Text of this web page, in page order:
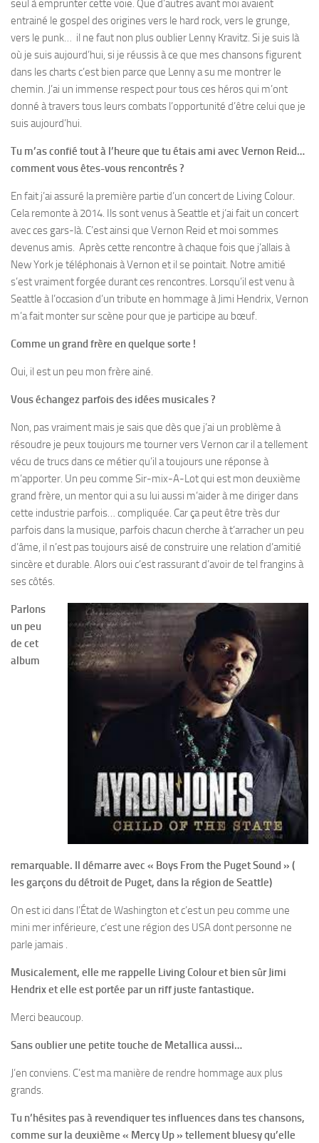
seul à emprunter cette voie. Que d’autres avant moi avaient
entrainé le gospel des origines vers le hard rock, vers le grunge,
vers le punk… il ne faut non plus oublier Lenny Kravitz. Si je suis là
où je suis aujourd’hui, si je réussis à ce que mes chansons figurent
dans les charts c’est bien parce que Lenny a su me montrer le
chemin. J’ai un immense respect pour tous ces héros qui m’ont
donné à travers tous leurs combats l’opportunité d’être celui que je
suis aujourd’hui.
Tu m’as confié tout à l’heure que tu étais ami avec Vernon Reid…
comment vous êtes-vous rencontrés ?
En fait j’ai assuré la première partie d’un concert de Living Colour.
Cela remonte à 2014. Ils sont venus à Seattle et j’ai fait un concert
avec ces gars-là. C’est ainsi que Vernon Reid et moi sommes
devenus amis. Après cette rencontre à chaque fois que j’allais à
New York je téléphonais à Vernon et il se pointait. Notre amitié
s’est vraiment forgée durant ces rencontres. Lorsqu’il est venu à
Seattle à l’occasion d’un tribute en hommage à Jimi Hendrix, Vernon
m’a fait monter sur scène pour que je participe au bœuf.
Comme un grand frère en quelque sorte !
Oui, il est un peu mon frère ainé.
Vous échangez parfois des idées musicales ?
Non, pas vraiment mais je sais que dès que j’ai un problème à
résoudre je peux toujours me tourner vers Vernon car il a tellement
vécu de trucs dans ce métier qu’il a toujours une réponse à
m’apporter. Un peu comme Sir-mix-A-Lot qui est mon deuxième
grand frère, un mentor qui a su lui aussi m’aider à me diriger dans
cette industrie parfois… compliquée. Car ça peut être très dur
parfois dans la musique, parfois chacun cherche à t’arracher un peu
d’âme, il n’est pas toujours aisé de construire une relation d’amitié
sincère et durable. Alors oui c’est rassurant d’avoir de tel frangins à
ses côtés.
Parlons
un peu
de cet
album
remarquable. Il démarre avec « Boys From the Puget Sound » (
les garçons du détroit de Puget, dans la région de Seattle)
On est ici dans l’État de Washington et c’est un peu comme une
mini mer inférieure, c’est une région des USA dont personne ne
parle jamais .
Musicalement, elle me rappelle Living Colour et bien sûr Jimi
Hendrix et elle est portée par un riff juste fantastique.
Merci beaucoup.
Sans oublier une petite touche de Metallica aussi…
J’en conviens. C’est ma manière de rendre hommage aux plus
grands.
Tu n’hésites pas à revendiquer tes influences dans tes chansons,
comme sur la deuxième « Mercy Up » tellement bluesy qu’elle